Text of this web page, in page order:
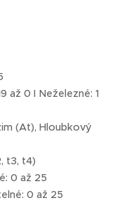
až 0 I Neželezné: 1
(At), Hloubkový
t3, t4)
0 až 25
0 až 25